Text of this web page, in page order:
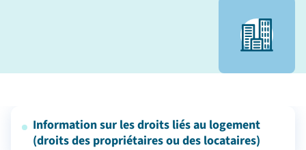
Information sur les droits liés au logement
(droits des propriétaires ou des locataires)